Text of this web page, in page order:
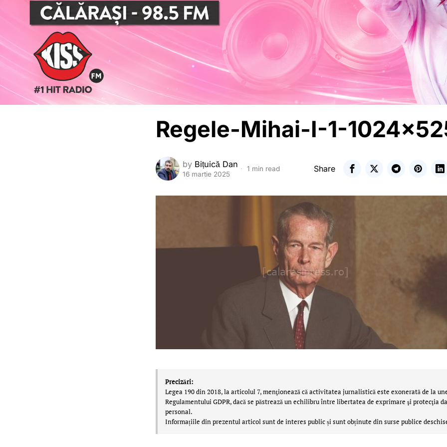
Regele-Mihai-I-1-
by Bițuică Dan
16 martie 2025
1 min read Share
Precizări:
Legea 190 din 2018, la articolul 7, menţionează că activitatea jurnalistică este exonerată de la
Regulamentului GDPR, dacă se păstrează un echilibru între libertatea de exprimare şi protecţia
personal.
Informațiile din prezentul articol sunt de interes public și sunt obținute din surse publice